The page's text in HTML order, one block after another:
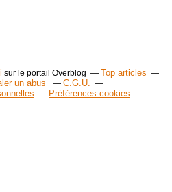
sur le portail Overblog
Top articles
un abus
C.G.U.
Préférences cookies